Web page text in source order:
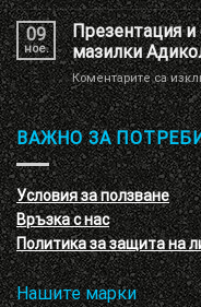
09
ное.
Презентация и
мазилки
Коментарите са
ВАЖНО ЗА
Условия за ползване
Връзка с нас
Политика за защита на
Нашите марки